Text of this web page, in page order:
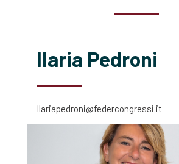
Ilaria Pedroni
Ilariapedroni@federcongressi.it